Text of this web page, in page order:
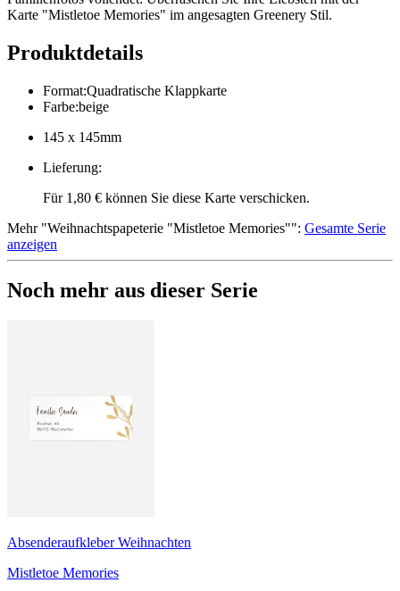
Karte "Mistletoe Memories" im angesagten Greenery Stil.
Produktdetails
Format:Quadratische Klappkarte
Farbe:beige
145 x 145mm
Lieferung:
Für 1,80 € können Sie diese Karte verschicken.
Mehr"Weihnachtspapeterie "Mistletoe Memories"": Gesamte Serie
anzeigen
Noch mehr aus dieser Serie
Absenderaufkleber Weihnachten
Mistletoe Memories